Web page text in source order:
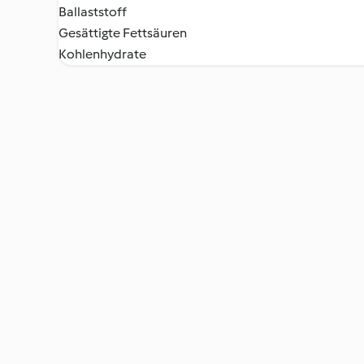
Ballaststoff
Gesättigte Fettsäuren
Kohlenhydrate